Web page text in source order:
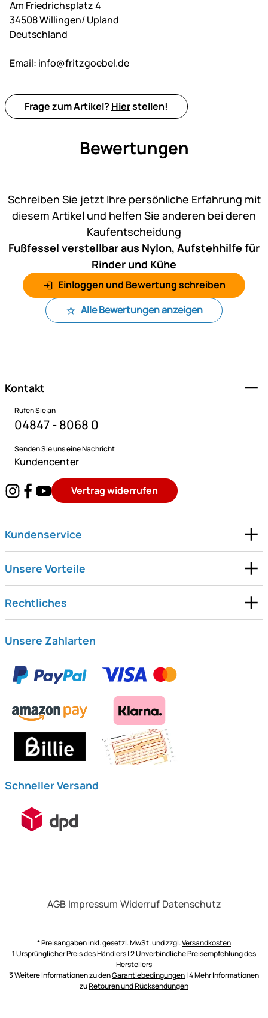
Am Friedrichsplatz 4
34508 Willingen/ Upland
Deutschland
Email: info@fritzgoebel.de
Frage zum Artikel? Hierstellen!
Bewertungen
Schreiben Sie jetzt Ihre persönliche Erfahrung mit
diesem Artikel und helfen Sie anderen bei deren
Kaufentscheidung
Fußfessel verstellbar aus Nylon, Aufstehhilfe für
Rinder und Kühe
Einloggen und Bewertung schreiben
Alle Bewertungen anzeigen
Kontakt
Rufen Sie an
04847 - 8068 0
Senden Sie uns eine Nachricht
Kundencenter
Vertrag widerrufen
Kundenservice
Unsere Vorteile
Rechtliches
Unsere Zahlarten
Schneller Versand
AGB Impressum Widerruf Datenschutz
* Preisangaben inkl. gesetzl. MwSt. und zzgl.Versandkosten
1 Ursprünglicher Preis des Händlers | 2 Unverbindliche Preisempfehlung des
Herstellers
3 Weitere Informationen zu denGarantiebedingungen| 4 Mehr Informationen
zuRetouren und Rücksendungen